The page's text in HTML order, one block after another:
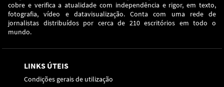
cobre e verifica a atualidade com independência e rigor, em texto,
fotografia, vídeo e datavisualização. Conta com uma rede de
jornalistas distribuídos por cerca de 210 escritórios em todo o
mundo.
LINKS ÚTEIS
Condições gerais de utilização